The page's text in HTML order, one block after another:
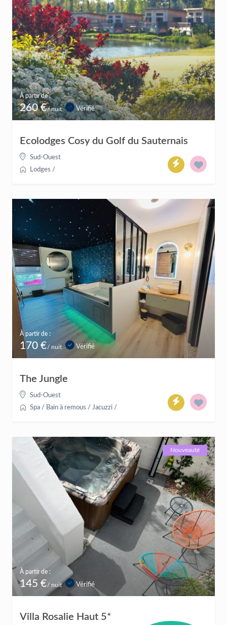
À partir de :
260 €/ nuit Vérifié
Ecolodges Cosy du Golf du Sauternais
Sud-Ouest
Lodges /
À partir de :
170 €/ nuit Vérifié
The Jungle
Sud-Ouest
Spa / Bain à remous / Jacuzzi /
À partir de :
145 €/ nuit
Nouveauté
Vérifié
Villa Rosalie Haut 5*